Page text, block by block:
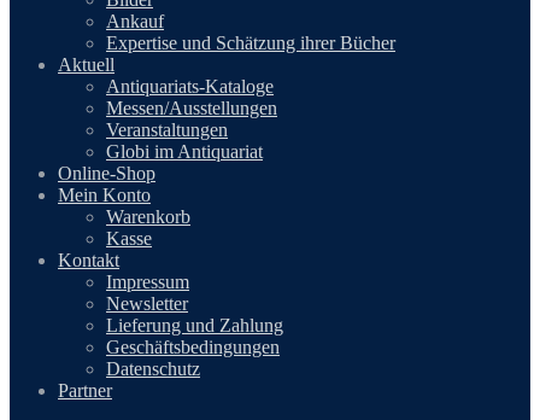
Ankauf
Expertise und Schätzung ihrer Bücher
Aktuell
Antiquariats-Kataloge
Messen/Ausstellungen
Veranstaltungen
Globi im Antiquariat
Online-Shop
Mein Konto
Warenkorb
Kasse
Kontakt
Impressum
Newsletter
Lieferung und Zahlung
Geschäftsbedingungen
Datenschutz
Partner